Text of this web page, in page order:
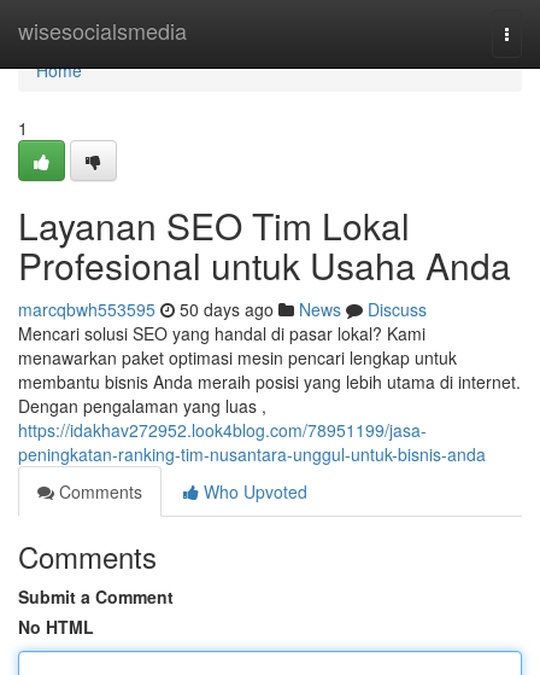
wisesocialsmedia
Home
Home
1
Layanan SEO Tim Lokal
Profesional untuk Usaha Anda
marcqbwh553595 50 days ago News
Discuss
Mencari solusi SEO yang handal di pasar lokal? Kami
menawarkan paket optimasi mesin pencari lengkap untuk
membantu bisnis Anda meraih posisi yang lebih utama di internet.
Dengan pengalaman yang luas ,
https://idakhav272952.look4blog.com/78951199/jasa-
peningkatan-ranking-tim-nusantara-unggul-untuk-bisnis-anda
Comments
Who Upvoted
Comments
Submit a Comment
No HTML